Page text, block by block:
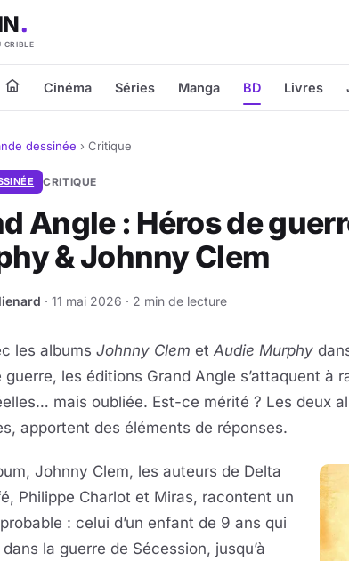
CRIBLE
Cinéma Séries Manga BD Livres
dessinée › Critique
CRITIQUE
Angle : Héros de
& Johnny Clem
· 11 mai 2026 · 2 min de lecture
les albums Johnny Clem et Audie Murphy
guerre, les éditions Grand Angle s’attaquent à
mais oubliée. Est-ce mérité ? Les deux
apportent des éléments de réponses.
Johnny Clem, les auteurs de Delta
Philippe Charlot et Miras, racontent un
: celui d’un enfant de 9 ans qui
dans la guerre de Sécession, jusqu’à